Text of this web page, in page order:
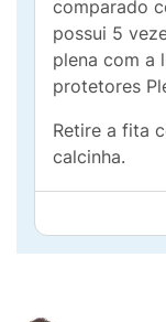
comparado
possui 5
plena com a
protetores
Retire a fita
calcinha.